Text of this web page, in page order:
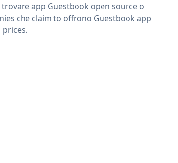
app Guestbook open source o
che claim to offrono Guestbook app